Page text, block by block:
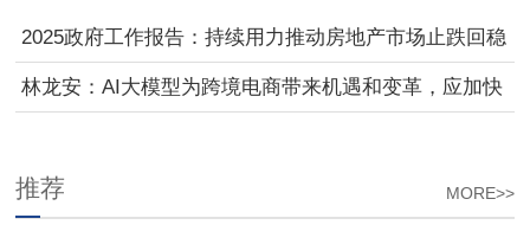
2025政府工作报告：持续用力推动房地产市场止跌回稳
林龙安：AI大模型为跨境电商带来机遇和变革，应加快
MORE>>
推荐